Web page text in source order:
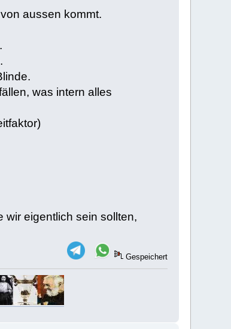
aussen kommt.
was intern alles
wir eigentlich sein sollten,
Gespeichert